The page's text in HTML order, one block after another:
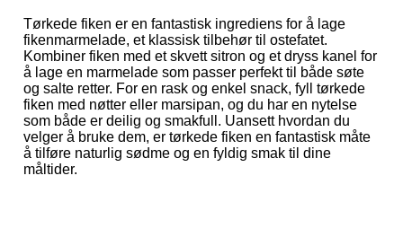
Tørkede fiken er en fantastisk ingrediens for å lage
fikenmarmelade, et klassisk tilbehør til ostefatet.
Kombiner fiken med et skvett sitron og et dryss kanel for
å lage en marmelade som passer perfekt til både søte
og salte retter. For en rask og enkel snack, fyll tørkede
fiken med nøtter eller marsipan, og du har en nytelse
som både er deilig og smakfull. Uansett hvordan du
velger å bruke dem, er tørkede fiken en fantastisk måte
å tilføre naturlig sødme og en fyldig smak til dine
måltider.